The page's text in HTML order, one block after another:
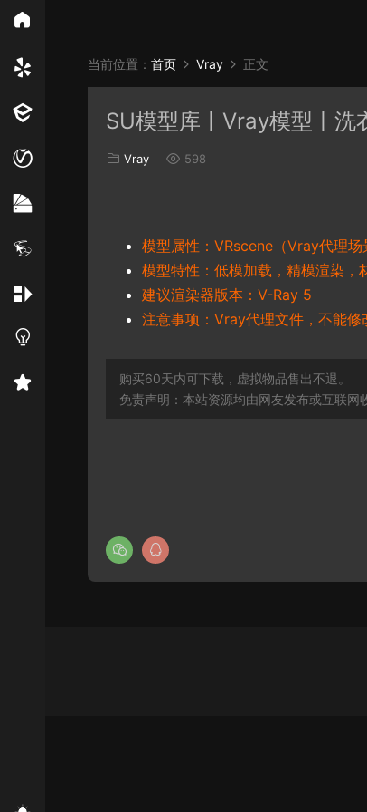
Vray
当前位置： 首页 Vray 正文
SU模型库丨Vray模型丨
Vray 598
模型属性：VRscene（Vray代理场
模型特性：低模加载，精模渲染，
建议渲染器版本：V-Ray 5
注意事项：Vray代理文件，不能修
购买60天内可下载，虚拟物品售出不退。
免责声明：本站资源均由网友发布或互联网